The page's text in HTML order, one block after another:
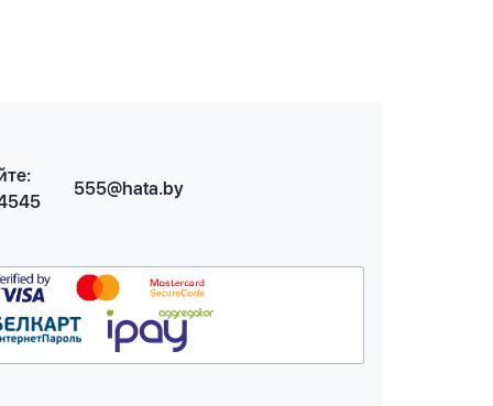
555@hata.by